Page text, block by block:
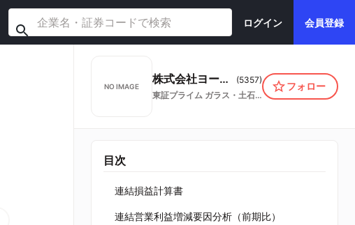
ログイン 会員登録
NO IMAGE
株式会社ヨータイ (5357)
東証プライム ガラス・土石製品
フォロー
目次
連結損益計算書
連結営業利益増減要因分析（前期比）